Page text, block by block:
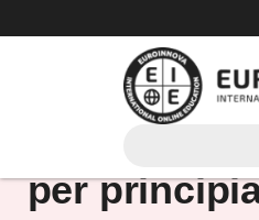
al
Corsi di
per